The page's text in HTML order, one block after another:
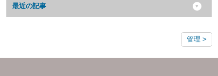
最近の記事
管理